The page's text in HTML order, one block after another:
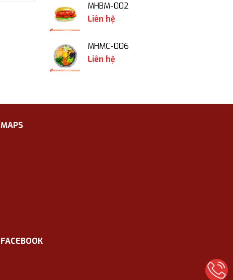
MHBM-002
Liên hệ
MHMC-006
Liên hệ
MAPS
FACEBOOK